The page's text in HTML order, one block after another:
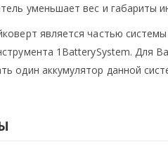
уменьшает вес и габариты
является частью
1BatterySystem. Для
один аккумулятор данной